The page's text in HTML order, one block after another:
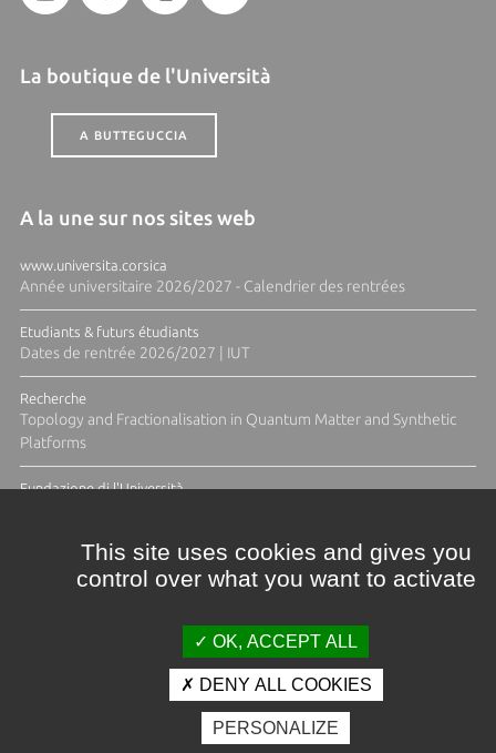
La boutique de l'Università
A BUTTEGUCCIA
A la une sur nos sites web
www.universita.corsica
Année universitaire 2026/2027 - Calendrier des rentrées
Etudiants & futurs étudiants
Dates de rentrée 2026/2027 | IUT
Recherche
Topology and Fractionalisation in Quantum Matter and Synthetic
Platforms
Fundazione di l'Università
Crédits et mentions légales
Espace presse
Photothèque
This site uses cookies and gives you
control over what you want to activate
OK, ACCEPT ALL
DENY ALL COOKIES
PERSONALIZE